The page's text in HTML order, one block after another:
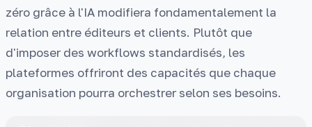
zéro grâce à l'IA modifiera fondamentalement la
relation entre éditeurs et clients. Plutôt que
d'imposer des workflows standardisés, les
plateformes offriront des capacités que chaque
organisation pourra orchestrer selon ses besoins.